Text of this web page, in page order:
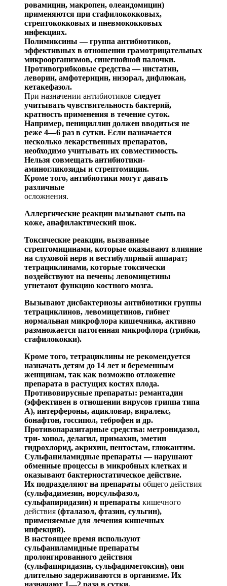
ровамицин, макропен, олеандомицин)
применяются при стафилококковых,
стрептококковых и пневмококковых
инфекциях.
Полимиксины —группа антибиотиков,
эффективных в отношении грамотрицательных
микроорганизмов, синегнойной палочки.
Противогрибковые средства —нистатин,
леворин, амфотерицин, низорал, дифлюкан,
кетакефазол.
При назначении антибиотиков следует
учитывать чувствительность бактерий,
кратность применения в течение суток.
Например, пенициллин должен вводиться не
реже 4—6 раз в сутки. Если назначается
несколько лекарственных препаратов,
необходимо учитывать их совместимость.
Нельзя совмещать антибиотики-
аминогликозиды и стрептомицин.
Кроме того, антибиотики могут давать
различные
осложнения.
Аллергические реакции вызывают сыпь на
коже, анафилактический шок.
Токсические реакции, вызванные
стрептомицинами, которые оказывают влияние
на слуховой нерв и вестибулярный аппарат;
тетрациклинами, которые токсически
воздействуют на печень; левомицетины
угнетают функцию костного мозга.
Вызывают дисбактериозы антибиотики группы
тетрациклинов, левомицетинов, гибнет
нормальная микрофлора кишечника, активно
размножается патогенная микрофлора (грибки,
стафилококки).
Кроме того, тетрациклины не рекомендуется
назначать детям до 14 лет и беременным
женщинам, так как возможно отложение
препарата в растущих костях плода.
Противовирусные препараты: ремантадин
(эффективен в отношении вирусов гриппа типа
А), интерфероны, ацикловар, виралекс,
бонафтон, госсипол, теброфен и др.
Противопаразитарные средства: метронидазол,
три- хопол, делагил, примахин, эметин
гидрохлорид, акрихин, пентостам, глюкантим.
Сульфаниламидные препараты —нарушают
обменные процессы в микробных клетках и
оказывают бактериостатическое действие.
Их подразделяют на препараты общего действия
(сульфадимезин, норсульфазол,
сульфапиридазин) и препараты кишечного
действия (фталазол, фтазин, сульгин),
применяемые для лечения кишечных
инфекций).
В настоящее время используют
сульфаниламидные препараты
пролонгированного действия
(сульфапиридазин, сульфадиметоксин), они
длительно задерживаются в организме. Их
назначают 1—2 раза в сутки.